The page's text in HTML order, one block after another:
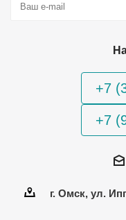
+7
+7
г. Омск, ул.